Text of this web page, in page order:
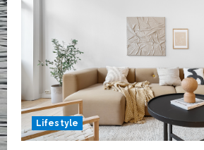
Lifestyle